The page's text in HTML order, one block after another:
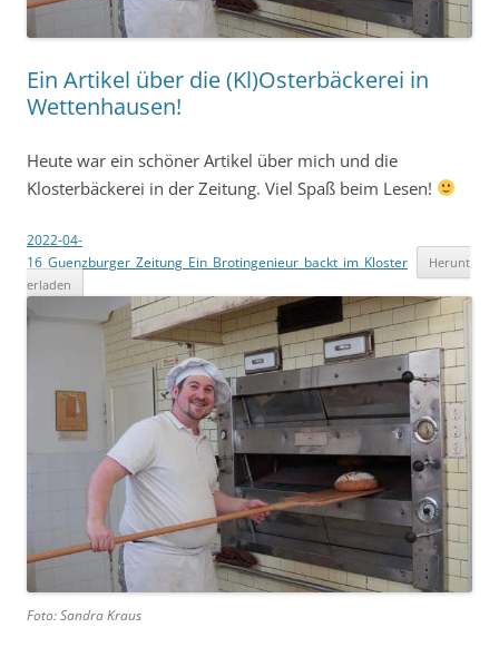
Ein Artikel über die (Kl)Osterbäckerei in
Wettenhausen!
Heute war ein schöner Artikel über mich und die
Klosterbäckerei in der Zeitung. Viel Spaß beim Lesen!
2022-04-
16_Guenzburger_Zeitung_Ein_Brotingenieur_backt_im_Kloster
Herunt
erladen
Foto: Sandra Kraus